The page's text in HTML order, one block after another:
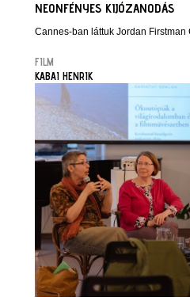
NEONFÉNYES KIJÓZANODÁS
Cannes-ban láttuk Jordan Firstman
FILM
KABAI HENRIK